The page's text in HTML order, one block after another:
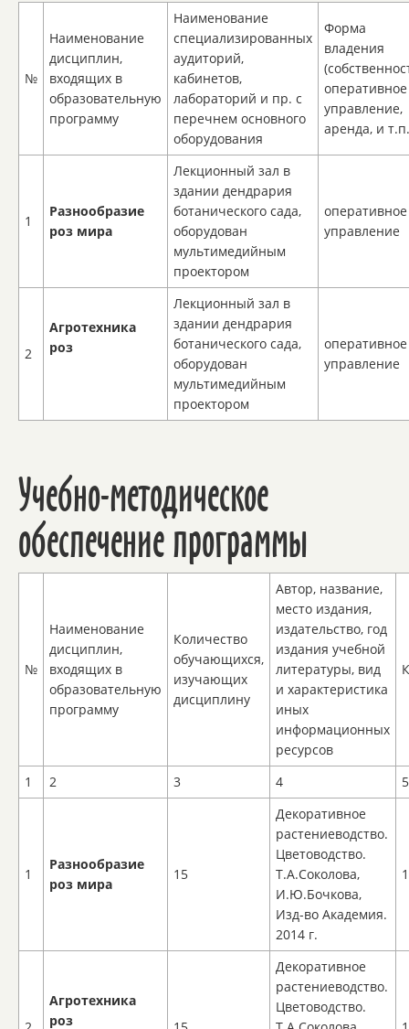
№
Наименование
дисциплин,
входящих в
образовательную
программу
Наименование
специализированных
аудиторий,
кабинетов,
лабораторий и пр. с
перечнем основного
оборудования
Форма
владения
оперативное
управление,
аренда, и
1
Разнообразие
роз мира
Лекционный зал в
здании дендрария
ботанического сада,
оборудован
мультимедийным
проектором
оперативное
управление
2
Агротехника
роз
Лекционный зал в
здании дендрария
ботанического сада,
оборудован
мультимедийным
проектором
оперативное
управление
Учебно-методическое
обеспечение программы
№
Наименование
дисциплин,
входящих в
образовательную
программу
Количество
обучающихся,
изучающих
дисциплину
Автор, название,
место издания,
издательство, год
издания учебной
литературы, вид
и характеристика
иных
информационных
ресурсов
1 2 3 4 5
1
Разнообразие
роз мира
15
Декоративное
растениеводство.
Цветоводство.
Т.А.Соколова,
И.Ю.Бочкова,
Изд-во Академия.
2014 г.
Агротехника
роз
Декоративное
растениеводство.
Цветоводство.